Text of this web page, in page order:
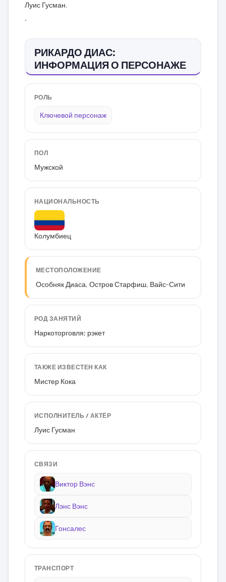
Луис Гусман.
.
РИКАРДО ДИАС:
ИНФОРМАЦИЯ О ПЕРСОНАЖЕ
РОЛЬ
Ключевой персонаж
ПОЛ
Мужской
НАЦИОНАЛЬНОСТЬ
Колумбиец
МЕСТОПОЛОЖЕНИЕ
Особняк Диаса, Остров Старфиш, Вайс-Сити
РОД ЗАНЯТИЙ
Наркоторговля; рэкет
ТАКЖЕ ИЗВЕСТЕН КАК
Мистер Кока
ИСПОЛНИТЕЛЬ / АКТЁР
Луис Гусман
СВЯЗИ
Виктор Вэнс
Лэнс Вэнс
Гонсалес
ТРАНСПОРТ